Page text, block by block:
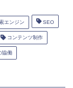
エンジン SEO
コンテンツ制作
協働